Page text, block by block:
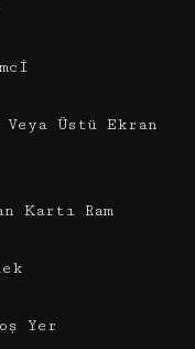
Üstü Ekran
Kartı Ram
Yer